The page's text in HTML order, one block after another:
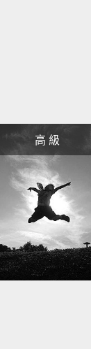
高 級